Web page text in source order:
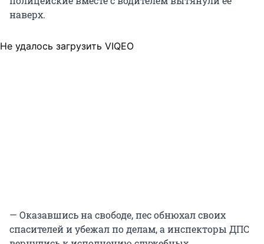
наверх.
Не удалось загрузить VIQEO
— Оказавшись на свободе, пес обнюхал своих
спасителей и убежал по делам, а инспекторы ДПС